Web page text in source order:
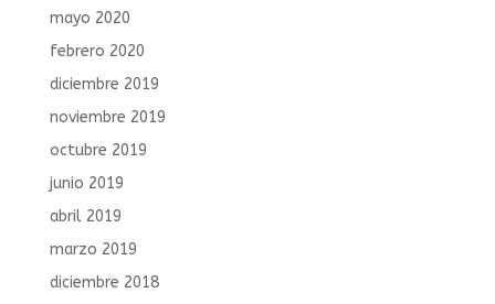
mayo 2020
febrero 2020
diciembre 2019
noviembre 2019
octubre 2019
junio 2019
abril 2019
marzo 2019
diciembre 2018